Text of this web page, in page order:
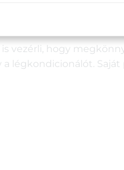
töltőállomásra*, és
vezérli, hogy
légkondicionálót.